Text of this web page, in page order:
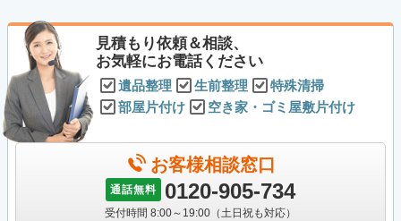
見積もり依頼＆相談、
お気軽にお電話ください
遺品整理 生前整理
特殊清掃
部屋片付け
空き家・ゴミ屋敷片付け
お客様相談窓口
通話無料 0120-905-734
受付時間 8:00～19:00（土日祝も対応）